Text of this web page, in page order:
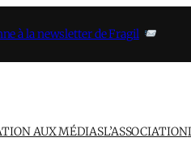
à la newsletter de Fragil
AUX MÉDIASL’ASSOCIATION